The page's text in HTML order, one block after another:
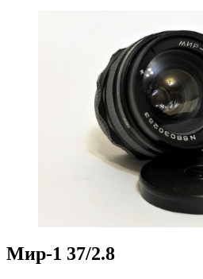
Мир-1 37/2.8